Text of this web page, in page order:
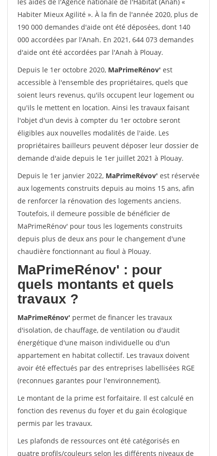
Habiter Mieux Agilité ». À la fin de l'année 2020, plus de
190 000 demandes d'aide ont été déposées, dont 140
000 accordées par l'Anah. En 2021, 644 073 demandes
d'aide ont été accordées par l'Anah à Plouay.
Depuis le 1er octobre 2020, MaPrimeRénov' est
accessible à l'ensemble des propriétaires, quels que
soient leurs revenus, qu'ils occupent leur logement ou
qu'ils le mettent en location. Ainsi les travaux faisant
l'objet d'un devis à compter du 1er octobre seront
éligibles aux nouvelles modalités de l'aide. Les
propriétaires bailleurs peuvent déposer leur dossier de
demande d'aide depuis le 1er juillet 2021 à Plouay.
Depuis le 1er janvier 2022, MaPrimeRévov' est réservée
aux logements construits depuis au moins 15 ans, afin
de renforcer la rénovation des logements anciens.
Toutefois, il demeure possible de bénéficier de
MaPrimeRénov' pour tous les logements construits
depuis plus de deux ans pour le changement d'une
chaudière fonctionnant au fioul à Plouay.
MaPrimeRénov' : pour
quels montants et quels
travaux ?
MaPrimeRénov' permet de financer les travaux
d'isolation, de chauffage, de ventilation ou d'audit
énergétique d'une maison individuelle ou d'un
appartement en habitat collectif. Les travaux doivent
avoir été effectués par des entreprises labellisées RGE
(reconnues garantes pour l'environnement).
Le montant de la prime est forfaitaire. Il est calculé en
fonction des revenus du foyer et du gain écologique
permis par les travaux.
Les plafonds de ressources ont été catégorisés en
quatre profils/couleurs selon les différents niveaux de